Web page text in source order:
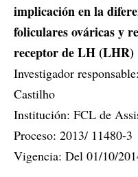
implicación en la
foliculares ováricas y
receptor de LH (LHR)
Investigador
Castilho
Institución: FCL de
Proceso: 2013/ 11480-3
Vigencia: Del 01/10/